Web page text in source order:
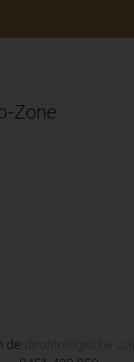
Zone
de deontologische